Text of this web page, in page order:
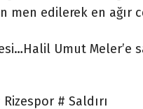
edilerek en ağır
Umut Meler’e
# Saldırı